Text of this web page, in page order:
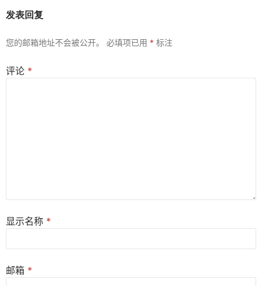
发表回复
您的邮箱地址不会被公开。 必填项已用 * 标注
评论 *
显示名称 *
邮箱 *